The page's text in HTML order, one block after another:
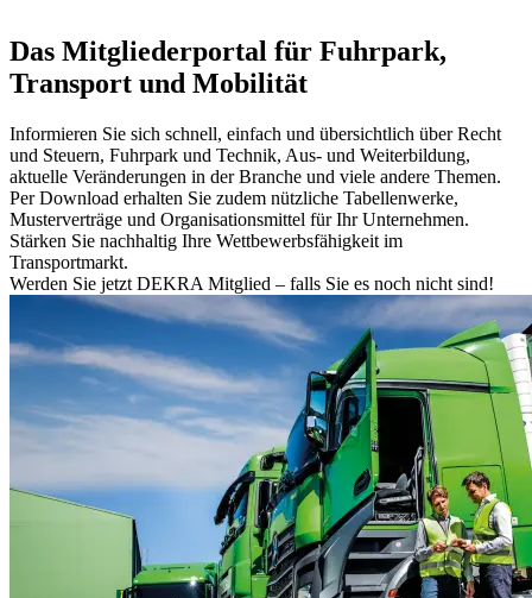
Das Mitgliederportal für Fuhrpark,
Transport und Mobilität
Informieren Sie sich schnell, einfach und übersichtlich über Recht
und Steuern, Fuhrpark und Technik, Aus- und Weiterbildung,
aktuelle Veränderungen in der Branche und viele andere Themen.
Per Download erhalten Sie zudem nützliche Tabellenwerke,
Musterverträge und Organisationsmittel für Ihr Unternehmen.
Stärken Sie nachhaltig Ihre Wettbewerbsfähigkeit im
Transportmarkt.
Werden Sie jetzt DEKRA Mitglied – falls Sie es noch nicht sind!